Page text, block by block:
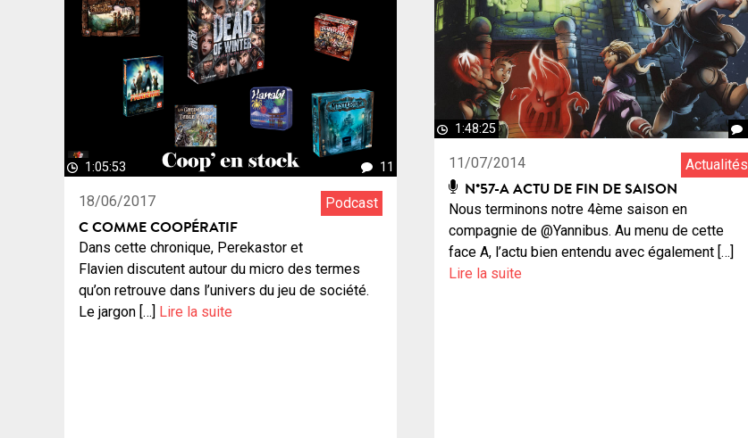
1:05:53 11
18/06/2017 Podcast
C COMME COOPÉRATIF
Dans cette chronique, Perekastor et
Flavien discutent autour du micro des termes
qu’on retrouve dans l’univers du jeu de société.
Le jargon […] Lire la suite
1:48:25
11/07/2014 Actualités
N°57-A ACTU DE FIN DE SAISON
Nous terminons notre 4ème saison en
compagnie de @Yannibus. Au menu de cette
face A, l’actu bien entendu avec également […]
Lire la suite